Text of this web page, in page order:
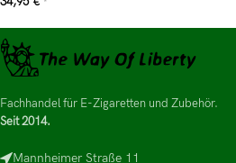
*
Fachhandel für E-Zigaretten und Zubehör.
Seit 2014.
Mannheimer Straße 11